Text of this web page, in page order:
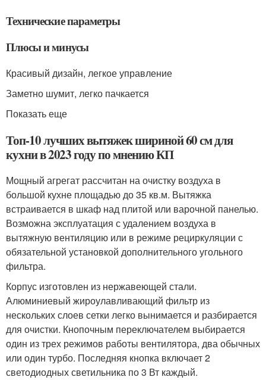
Технические параметры
Плюсы и минусы
Красивый дизайн, легкое управление
Заметно шумит, легко пачкается
Показать еще
Топ-10 лучших вытяжек шириной 60 см для
кухни в 2023 году по мнению КП
Мощный агрегат рассчитан на очистку воздуха в
большой кухне площадью до 35 кв.м. Вытяжка
встраивается в шкаф над плитой или варочной панелью.
Возможна эксплуатация с удалением воздуха в
вытяжную вентиляцию или в режиме рециркуляции с
обязательной установкой дополнительного угольного
фильтра.
Корпус изготовлен из нержавеющей стали.
Алюминиевый жироулавливающий фильтр из
нескольких слоев сетки легко вынимается и разбирается
для очистки. Кнопочным переключателем выбирается
один из трех режимов работы вентилятора, два обычных
или один турбо. Последняя кнопка включает 2
светодиодных светильника по 3 Вт каждый.